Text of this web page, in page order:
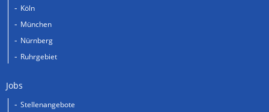
Köln
München
Nürnberg
Ruhrgebiet
Jobs
Stellenangebote